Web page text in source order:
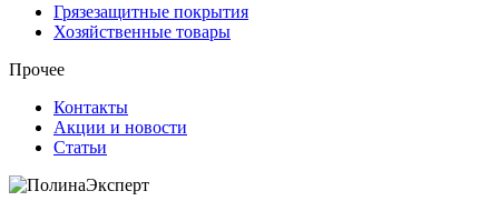
Грязезащитные покрытия
Хозяйственные товары
Прочее
Контакты
Акции и новости
Статьи